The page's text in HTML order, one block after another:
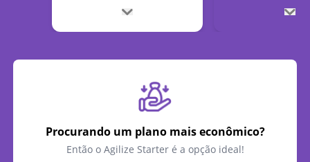
Procurando um plano mais econômico?
Então o Agilize Starter é a opção ideal!